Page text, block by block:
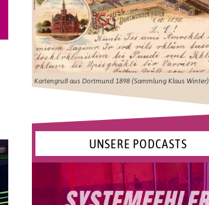
Kartengruß aus Dortmund 1898 (Sammlung Klaus Winter)
UNSERE PODCASTS